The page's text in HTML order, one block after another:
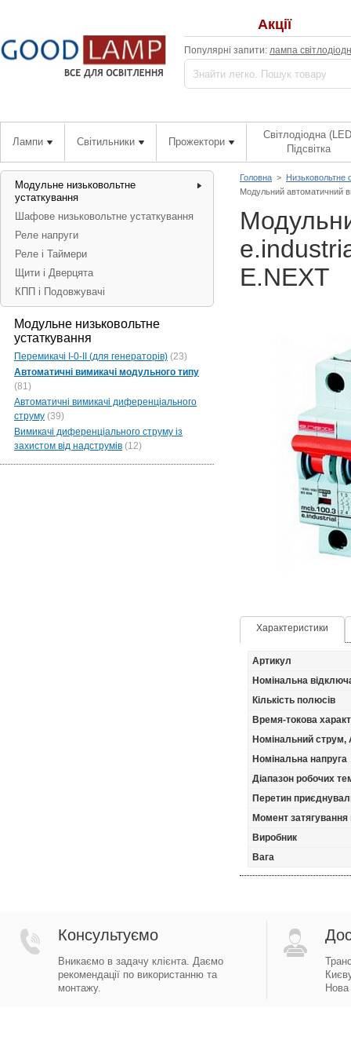
Акції
Популярні запити: лампа
Лампи Світильники Прожектори
Світлодіодна
Підсвітка
Головна > Низьковольтне
Модульний автоматичний
E.NEXT
Характеристики
Артикул
Номінальна
Кількість полюсів
Время-токова
Номінальний струм,
Номінальна напруга
Діапазон робочих
Перетин
Момент затягування
Виробник
Вага
Модульне низьковольтне
устаткування
Шафове низьковольтне устаткування
Реле напруги
Реле і Таймери
Щити і Дверцята
КПП і Подовжувачі
Модульне низьковольтне
устаткування
Перемикачі I-0-II (для генераторів) (23)
Автоматичні вимикачі модульного типу
(81)
Автоматичні вимикачі диференціального
струму (39)
Вимикачі диференціального струму із
захистом від надструмів (12)
Консультуємо
Вникаємо в задачу клієнта. Даємо
рекомендації по використанню та
монтажу.